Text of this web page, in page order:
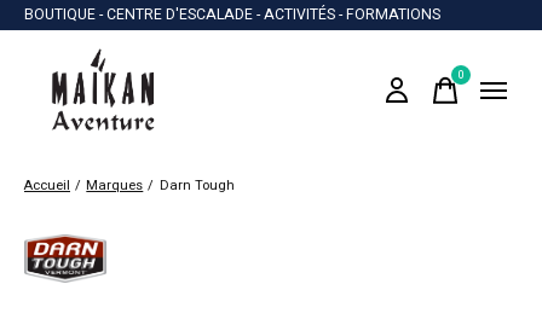
BOUTIQUE - CENTRE D'ESCALADE - ACTIVITÉS - FORMATIONS
0items
Accueil / Marques / Darn Tough
Darn Tough